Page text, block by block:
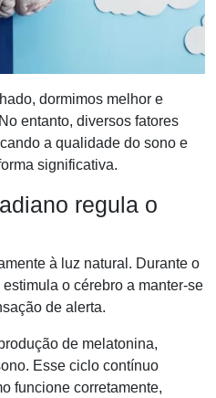
dormimos melhor e
entanto, diversos fatores
a qualidade do sono e
significativa.
regula o
à luz natural. Durante o
o cérebro a manter-se
de alerta.
de melatonina,
Esse ciclo contínuo
funcione corretamente,